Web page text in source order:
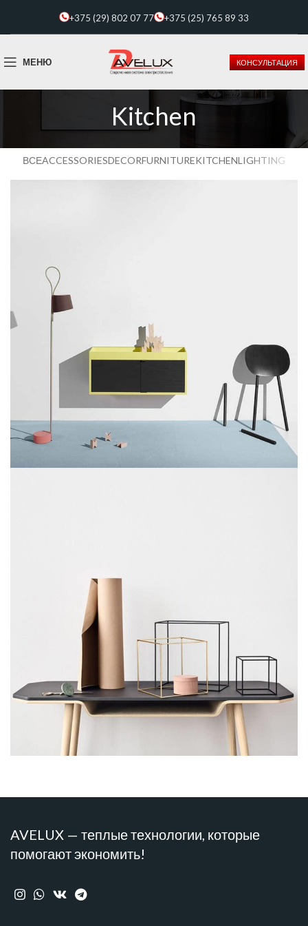
+375 (29) 802 07 77 +375 (25) 765 89 33
МЕНЮ КОНСУЛЬТАЦИЯ
Kitchen
ВСЕACCESSORIESDECORFURNITUREKITCHENLIGHTING
AVELUX — теплые технологии, которые
помогают экономить!